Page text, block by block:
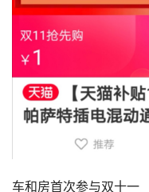
车和房首次参与双十一